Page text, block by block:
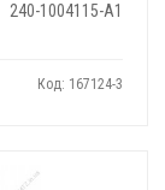
240-1004115-А1
Код: 167124-3